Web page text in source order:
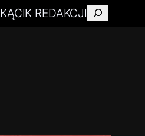
KĄCIK REDAKCJI Szukaj